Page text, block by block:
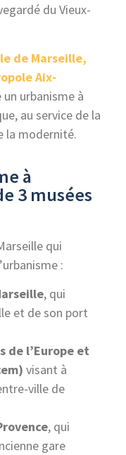
du Vieux-
de Marseille,
Aix-
un urbanisme à
au service de la
la modernité.
à
3 musées
qui
:
, qui
et de son port
de l’Europe et
visant à
ville de
, qui
gare